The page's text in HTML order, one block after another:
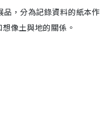
，分為記錄資料的紙本作
像土與地的關係。